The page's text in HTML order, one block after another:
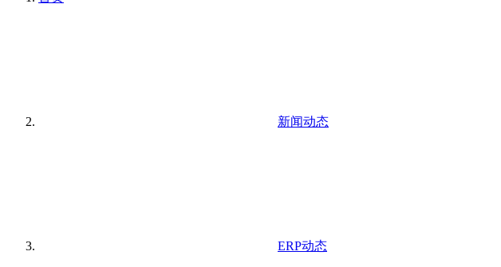
新闻动态
ERP动态